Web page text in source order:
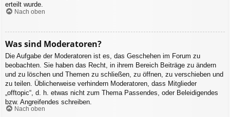
erteilt wurde.
Nach oben
Was sind Moderatoren?
Die Aufgabe der Moderatoren ist es, das Geschehen im Forum zu
beobachten. Sie haben das Recht, in ihrem Bereich Beiträge zu ändern
und zu löschen und Themen zu schließen, zu öffnen, zu verschieben und
zu teilen. Üblicherweise verhindern Moderatoren, dass Mitglieder
„offtopic“, d. h. etwas nicht zum Thema Passendes, oder Beleidigendes
bzw. Angreifendes schreiben.
Nach oben